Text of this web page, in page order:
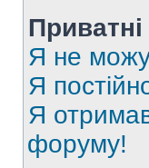
Я не можу
Я
Я
форуму!